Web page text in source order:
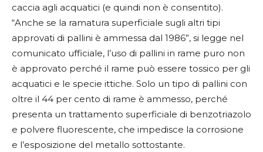
caccia agli acquatici (e quindi non è consentito).
“Anche se la ramatura superficiale sugli altri tipi
approvati di pallini è ammessa dal 1986”, si legge nel
comunicato ufficiale, l’uso di pallini in rame puro non
è approvato perché il rame può essere tossico per gli
acquatici e le specie ittiche. Solo un tipo di pallini con
oltre il 44 per cento di rame è ammesso, perché
presenta un trattamento superficiale di benzotriazolo
e polvere fluorescente, che impedisce la corrosione
e l’esposizione del metallo sottostante.